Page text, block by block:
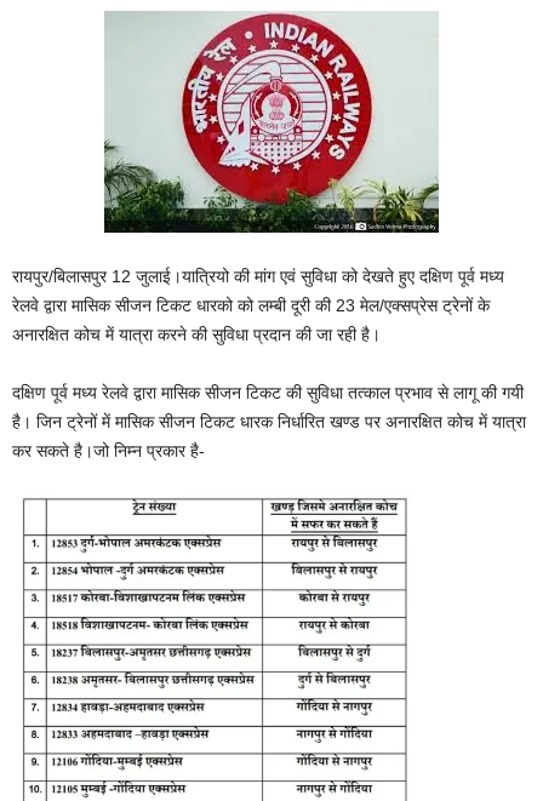
रायपुर/बिलासपुर 12 जुलाई।यात्रियो की मांग एवं सुविधा को देखते हुए दक्षिण पूर्व मध्य
रेलवे द्वारा मासिक सीजन टिकट धारको को लम्बी दूरी की 23 मेल/एक्सप्रेस ट्रेनों के
अनारक्षित कोच में यात्रा करने की सुविधा प्रदान की जा रही है।
दक्षिण पूर्व मध्य रेलवे द्वारा मासिक सीजन टिकट की सुविधा तत्काल प्रभाव से लागू की गयी
है। जिन ट्रेनों में मासिक सीजन टिकट धारक निर्धारित खण्ड पर अनारक्षित कोच में यात्रा
कर सकते है।जो निम्न प्रकार है-